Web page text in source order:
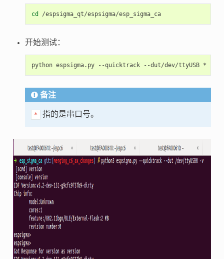
cd /espsigma_qt/espsigma/esp_sigma_ca
开始测试：
python espsigma.py --quicktrack --dut/dev/ttyUSB
备注
* 指的是串口号。